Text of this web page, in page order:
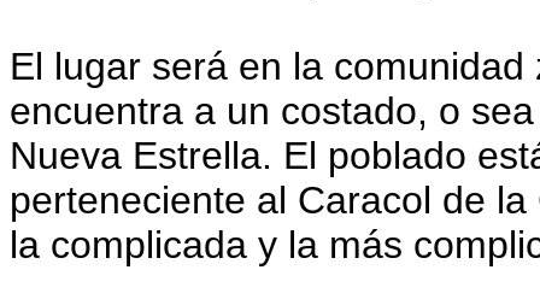
El lugar será en la
encuentra a un costado, o
Nueva Estrella. El poblado
perteneciente al Caracol de
la complicada y la más